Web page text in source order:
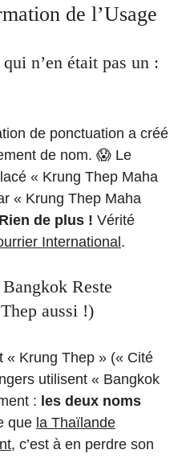
de l’Usage
n’en était pas un :
de ponctuation a créé
de nom. 😱 Le
« Krung Thep Maha
« Krung Thep Maha
Rien de plus ! Vérité
International .
Reste
aussi !)
« Krung Thep » (« Cité
utilisent « Bangkok
: les deux noms
que la Thaïlande
, c’est à en perdre son